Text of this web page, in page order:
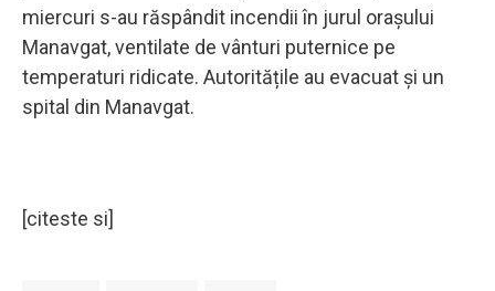
miercuri s-au răspândit incendii în jurul orașului
Manavgat, ventilate de vânturi puternice pe
temperaturi ridicate. Autoritățile au evacuat și un
spital din Manavgat.
[citeste si]